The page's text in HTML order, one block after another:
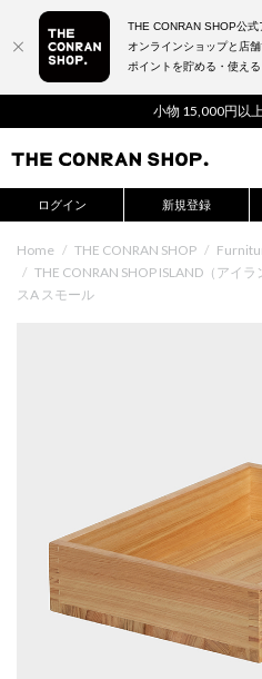
小物 15,000円以
ログイン 新規登録
Home / THE CONRAN SHOP /
/ THE CONRAN SHOP ISLAND（アイ
スA スモール
THE CONRAN SHOP公式
オンラインショップと店
ポイントを貯める・使える